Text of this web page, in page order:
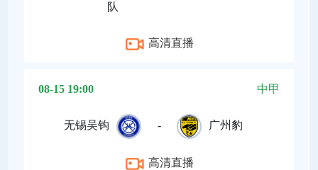
队
高清直播
08-15 19:00 中甲
无锡吴钩 - 广州豹
高清直播